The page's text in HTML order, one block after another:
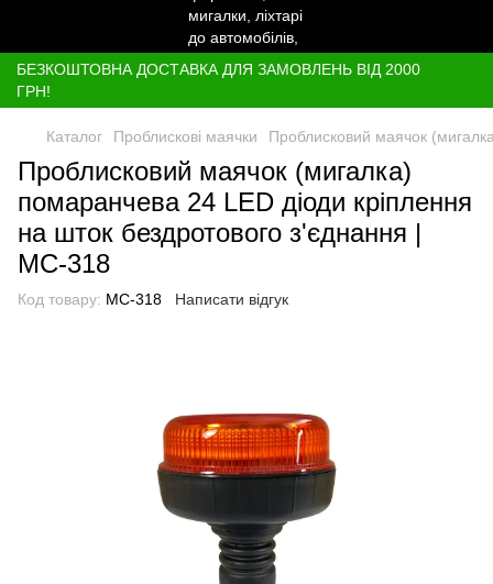
БЕЗКОШТОВНА ДОСТАВКА ДЛЯ ЗАМОВЛЕНЬ ВІД 2000
ГРН!
Каталог Проблискові маячки Проблисковий маячок
Проблисковий маячок (мигалка)
помаранчева 24 LED діоди кріплення
на шток бездротового з'єднання |
МС-318
Код товару: МС-318 Написати відгук